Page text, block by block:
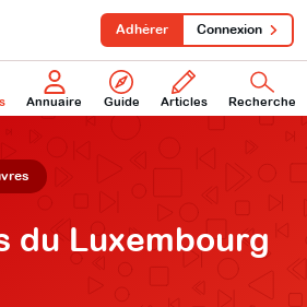
Annuaire Guide Articles Recherche
Adhérer Connexion
du Luxembourg